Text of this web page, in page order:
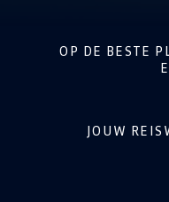
OP DE BESTE
JOUW